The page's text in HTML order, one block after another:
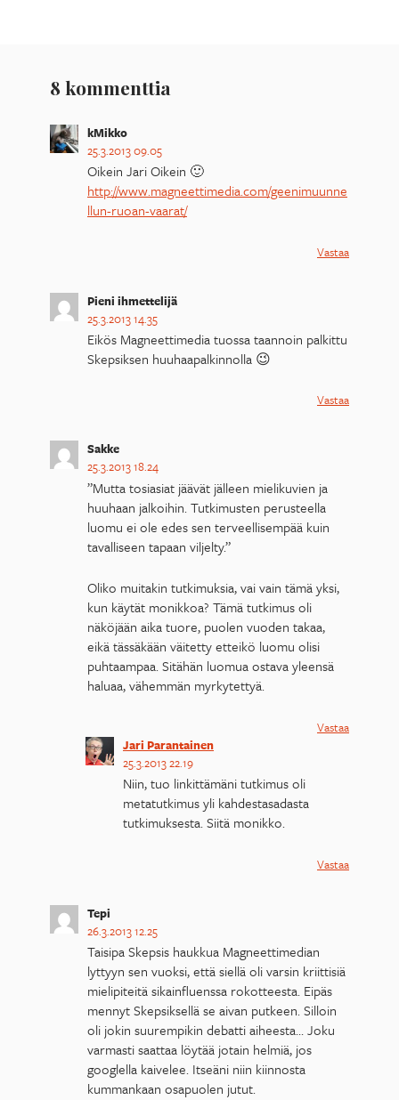
8 kommenttia
kMikko
25.3.2013 09.05
Oikein Jari Oikein 🙂
http://www.magneettimedia.com/geenimuunne
llun-ruoan-vaarat/
Vastaa
Pieni ihmettelijä
25.3.2013 14.35
Eikös Magneettimedia tuossa taannoin palkittu
Skepsiksen huuhaapalkinnolla 😉
Vastaa
Sakke
25.3.2013 18.24
”Mutta tosiasiat jäävät jälleen mielikuvien ja
huuhaan jalkoihin. Tutkimusten perusteella
luomu ei ole edes sen terveellisempää kuin
tavalliseen tapaan viljelty.”
Oliko muitakin tutkimuksia, vai vain tämä yksi,
kun käytät monikkoa? Tämä tutkimus oli
näköjään aika tuore, puolen vuoden takaa,
eikä tässäkään väitetty etteikö luomu olisi
puhtaampaa. Sitähän luomua ostava yleensä
haluaa, vähemmän myrkytettyä.
Vastaa
Jari Parantainen
25.3.2013 22.19
Niin, tuo linkittämäni tutkimus oli
metatutkimus yli kahdestasadasta
tutkimuksesta. Siitä monikko.
Vastaa
Tepi
26.3.2013 12.25
Taisipa Skepsis haukkua Magneettimedian
lyttyyn sen vuoksi, että siellä oli varsin kriittisiä
mielipiteitä sikainfluenssa rokotteesta. Eipäs
mennyt Skepsiksellä se aivan putkeen. Silloin
oli jokin suurempikin debatti aiheesta… Joku
varmasti saattaa löytää jotain helmiä, jos
googlella kaivelee. Itseäni niin kiinnosta
kummankaan osapuolen jutut.